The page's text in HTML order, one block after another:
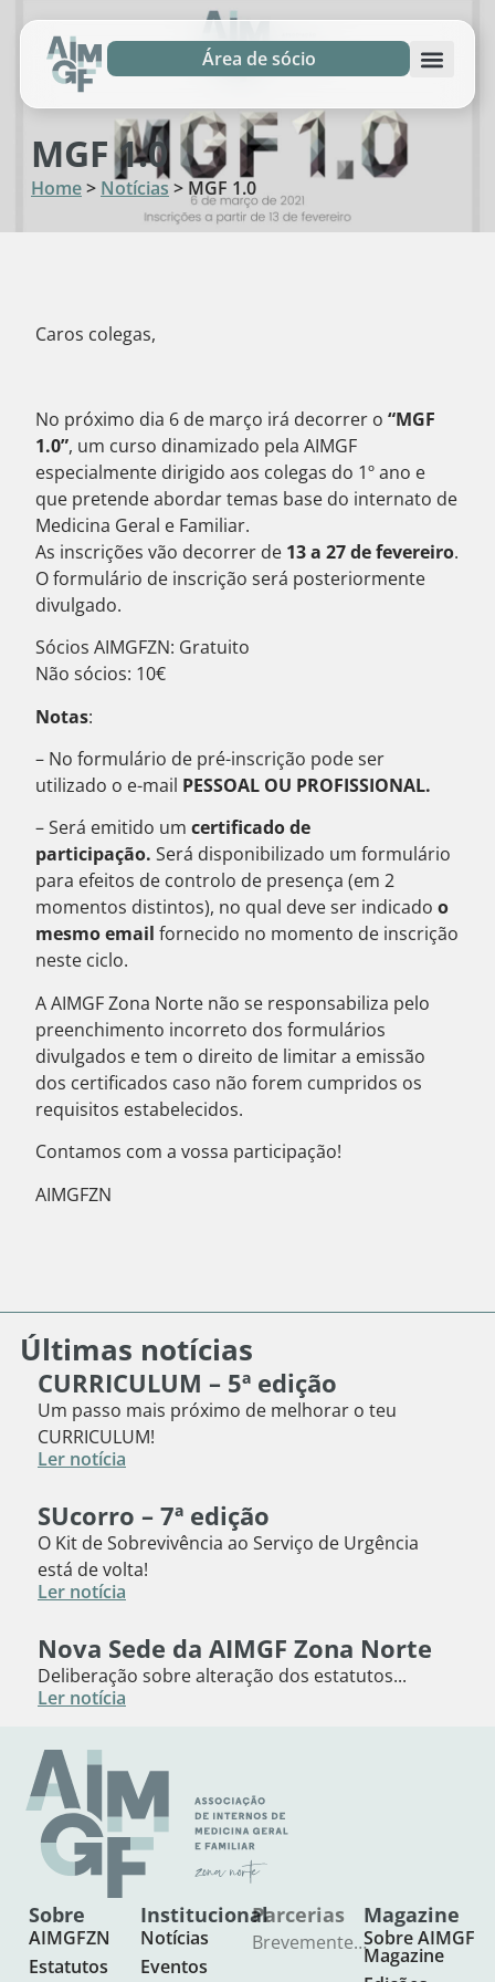
Área de sócio
MGF 1.0
Home> Notícias > MGF 1.0
Caros colegas,
No próximo dia 6 de março irá decorrer o “MGF
1.0”, um curso dinamizado pela AIMGF
especialmente dirigido aos colegas do 1º ano e
que pretende abordar temas base do internato de
Medicina Geral e Familiar.
As inscrições vão decorrer de 13 a 27 de fevereiro.
O formulário de inscrição será posteriormente
divulgado.
Sócios AIMGFZN: Gratuito
Não sócios: 10€
Notas:
– No formulário de pré-inscrição pode ser
utilizado o e-mail PESSOAL OU PROFISSIONAL.
– Será emitido um certificado de
participação. Será disponibilizado um formulário
para efeitos de controlo de presença (em 2
momentos distintos), no qual deve ser indicado o
mesmo email fornecido no momento de inscrição
neste ciclo.
A AIMGF Zona Norte não se responsabiliza pelo
preenchimento incorreto dos formulários
divulgados e tem o direito de limitar a emissão
dos certificados caso não forem cumpridos os
requisitos estabelecidos.
Contamos com a vossa participação!
AIMGFZN
Últimas notícias
CURRICULUM – 5ª edição
Um passo mais próximo de melhorar o teu
CURRICULUM!
Ler notícia
SUcorro – 7ª edição
O Kit de Sobrevivência ao Serviço de Urgência
está de volta!
Ler notícia
Nova Sede da AIMGF Zona Norte
Deliberação sobre alteração dos estatutos...
Ler notícia
Sobre
AIMGFZN
Estatutos
Institucional
Notícias
Eventos
Parcerias
Brevemente…
Magazine
Sobre AIMGF
Magazine